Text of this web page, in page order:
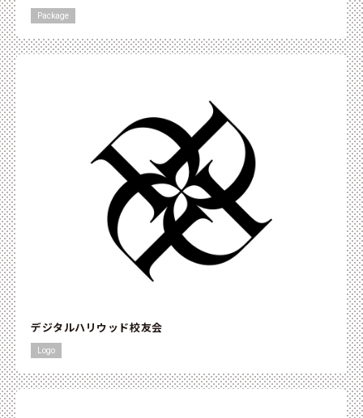
Package
デジタルハリウッド校友会
Logo